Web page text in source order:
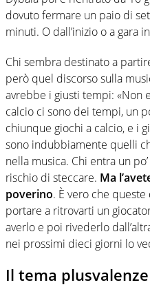
dovuto fermare un paio di
minuti. O dall’inizio o a gara
Chi sembra destinato a
però quel discorso sulla
avrebbe i giusti tempi: «Non
calcio ci sono dei tempi, un
chiunque giochi a calcio, e i
sono indubbiamente quelli
nella musica. Chi entra un
rischio di steccare. Ma
poverino. È vero che
portare a ritrovarti un
averlo e poi rivederlo
nei prossimi dieci giorni lo
Il tema plusvalenze